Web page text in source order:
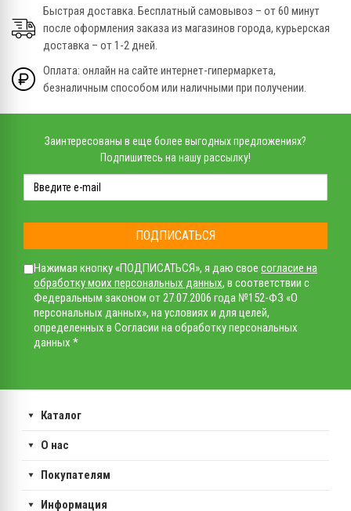
Быстрая доставка. Бесплатный самовывоз – от 60 минут
после оформления заказа из магазинов города, курьерская
доставка – от 1-2 дней.
Оплата: онлайн на сайте интернет-гипермаркета,
безналичным способом или наличными при получении.
Заинтересованы в еще более выгодных предложениях?
Подпишитесь на нашу рассылку!
ПОДПИСАТЬСЯ
Нажимая кнопку «ПОДПИСАТЬСЯ», я даю свое согласие на
обработку моих персональных данных, в соответствии с
Федеральным законом от 27.07.2006 года №152-ФЗ «О
персональных данных», на условиях и для целей,
определенных в Согласии на обработку персональных
данных *
Каталог
О нас
Покупателям
Информация